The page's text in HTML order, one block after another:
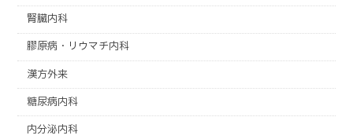
腎臓内科
膠原病・リウマチ内科
漢方外来
糖尿病内科
内分泌内科